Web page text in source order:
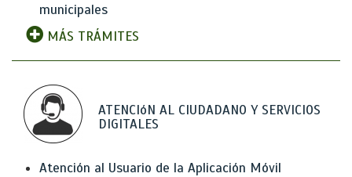
municipales
MÁS TRÁMITES
ATENCIóN AL CIUDADANO Y SERVICIOS
DIGITALES
Atención al Usuario de la Aplicación Móvil